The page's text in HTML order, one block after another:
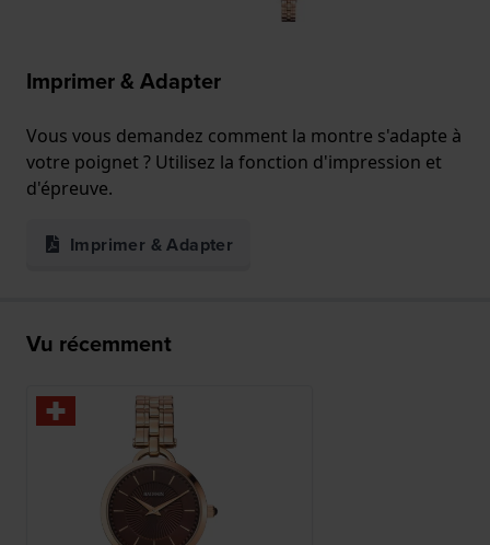
Imprimer & Adapter
Vous vous demandez comment la montre s'adapte à
votre poignet ? Utilisez la fonction d'impression et
d'épreuve.
Imprimer & Adapter
Vu récemment